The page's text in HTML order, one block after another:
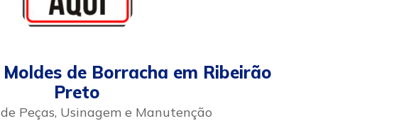
de Borracha em Ribeirão
Preto
Peças, Usinagem e Manutenção